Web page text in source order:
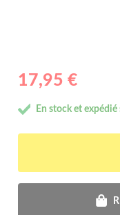
17,95 €
En stock et